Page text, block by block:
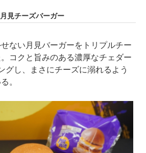
見チーズバーガー
ない月見バーガーをトリプルチー
コクと旨みのある濃厚なチェダー
グし、まさにチーズに溺れるよう
。